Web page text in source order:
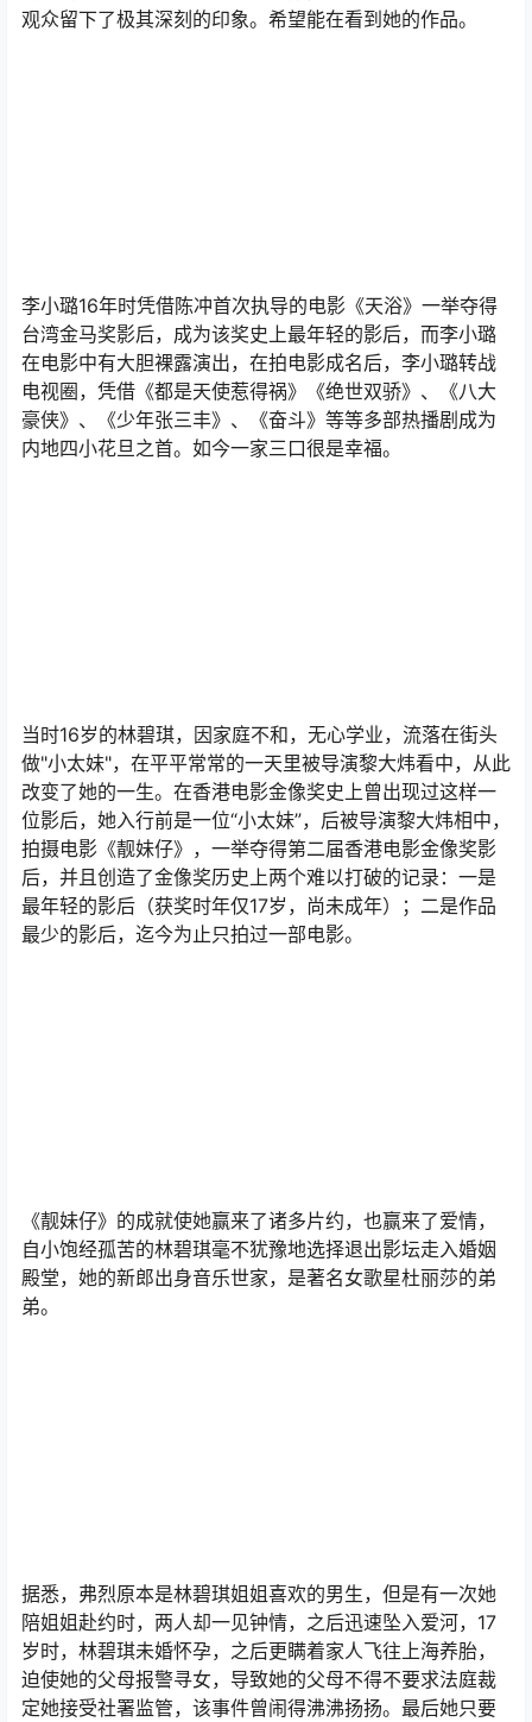
观众留下了极其深刻的印象。希望能在看到她的作品。
李小璐16年时凭借陈冲首次执导的电影《天浴》一举夺得
台湾金马奖影后，成为该奖史上最年轻的影后，而李小璐
在电影中有大胆裸露演出，在拍电影成名后，李小璐转战
电视圈，凭借《都是天使惹得祸》《绝世双骄》、《八大
豪侠》、《少年张三丰》、《奋斗》等等多部热播剧成为
内地四小花旦之首。如今一家三口很是幸福。
当时16岁的林碧琪，因家庭不和，无心学业，流落在街头
做"小太妹"，在平平常常的一天里被导演黎大炜看中，从此
改变了她的一生。在香港电影金像奖史上曾出现过这样一
位影后，她入行前是一位“小太妹”，后被导演黎大炜相中，
拍摄电影《靓妹仔》，一举夺得第二届香港电影金像奖影
后，并且创造了金像奖历史上两个难以打破的记录：一是
最年轻的影后（获奖时年仅17岁，尚未成年）；二是作品
最少的影后，迄今为止只拍过一部电影。
《靓妹仔》的成就使她赢来了诸多片约，也赢来了爱情，
自小饱经孤苦的林碧琪毫不犹豫地选择退出影坛走入婚姻
殿堂，她的新郎出身音乐世家，是著名女歌星杜丽莎的弟
弟。
据悉，弗烈原本是林碧琪姐姐喜欢的男生，但是有一次她
陪姐姐赴约时，两人却一见钟情，之后迅速坠入爱河，17
岁时，林碧琪未婚怀孕，之后更瞒着家人飞往上海养胎，
迫使她的父母报警寻女，导致她的父母不得不要求法庭裁
定她接受社署监管，该事件曾闹得沸沸扬扬。最后她只要